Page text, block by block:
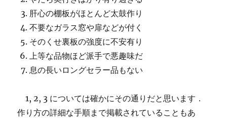
肝心の棚板がほとんど太鼓作り
不要なガラス窓や扉などが付く
そのくせ裏板の強度に不安有り
上等な品物ほど派手で悪趣味だ
息の長いロングセラー品もない
1, 2, 3 については確かにその通りだと思います．
作り方の詳細な手順まで掲載されていることもあ